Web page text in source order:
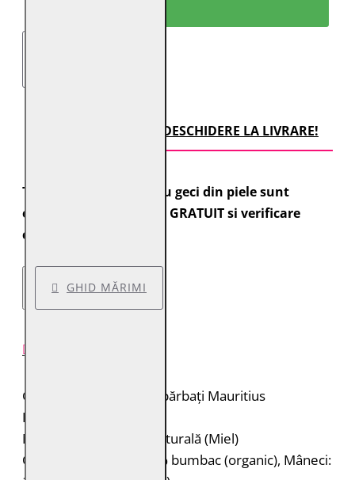
TRANSPORT CU DESCHIDERE LA LIVRARE!
Toate comenzile pentru geci din piele sunt
expediate cu transport GRATUIT si verificare
colet.
GHID MĂRIMI
Geacă de piele pentru bărbați Mauritius
Brand: Mauritius
Material: 100% piele naturală (Miel)
Căptușeală: Corp: 100% bumbac (organic), Mâneci: